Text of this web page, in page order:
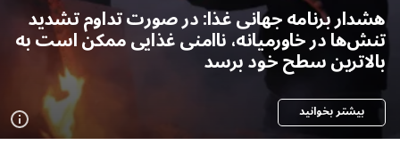
هشدار برنامه جهانی غذا: در صورت تداوم تشدید
تنش‌ها در خاورمیانه، ناامنی غذایی ممکن است به
بالاترین سطح خود برسد
بیشتر بخوانید